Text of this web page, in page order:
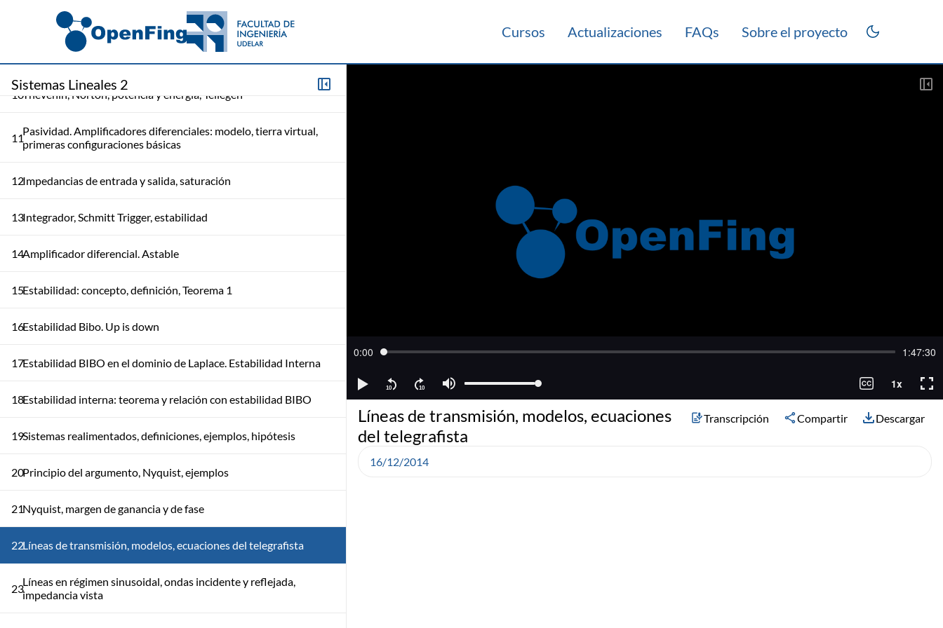
Cursos Actualizaciones FAQs Sobre el proyecto
Sistemas Lineales 2
Circuitos en Laplace
Teoremas de circuitos: Principio de superposición, Teorema de
10Thevenin, Norton, potencia y energía, Tellegen
11Pasividad. Amplificadores diferenciales: modelo, tierra virtual,
primeras configuraciones básicas
12Impedancias de entrada y salida, saturación
13Integrador, Schmitt Trigger, estabilidad
14Amplificador diferencial. Astable
15Estabilidad: concepto, definición, Teorema 1
16Estabilidad Bibo. Up is down
17Estabilidad BIBO en el dominio de Laplace. Estabilidad Interna
18Estabilidad interna: teorema y relación con estabilidad BIBO
19Sistemas realimentados, definiciones, ejemplos, hipótesis
20Principio del argumento, Nyquist, ejemplos
21Nyquist, margen de ganancia y de fase
22Líneas de transmisión, modelos, ecuaciones del telegrafista
23Líneas en régimen sinusoidal, ondas incidente y reflejada,
impedancia vista
Líneas de transmisión, modelos, ecuaciones
del telegrafista
Transcripción Compartir Descargar
16/12/2014